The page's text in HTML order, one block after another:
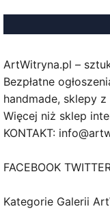
ArtWitryna.pl –
Bezpłatne
handmade, sklepy
Więcej niż sklep
KONTAKT:
FACEBOOK
Kategorie Galerii